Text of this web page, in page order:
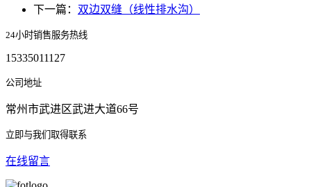
下一篇： 双边双缝（线性排水沟）
24小时销售服务热线
15335011127
公司地址
常州市武进区武进大道66号
立即与我们取得联系
在线留言